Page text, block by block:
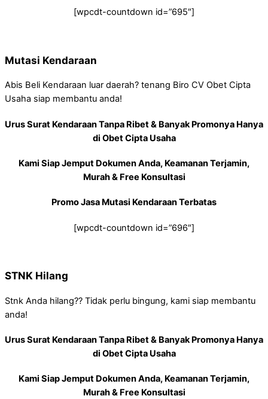
[wpcdt-countdown id=”695″]
Mutasi Kendaraan
Abis Beli Kendaraan luar daerah? tenang Biro CV Obet Cipta
Usaha siap membantu anda!
Urus Surat Kendaraan Tanpa Ribet & Banyak Promonya Hanya
di Obet Cipta Usaha
Kami Siap Jemput Dokumen Anda, Keamanan Terjamin,
Murah & Free Konsultasi
Promo Jasa Mutasi Kendaraan Terbatas
[wpcdt-countdown id=”696″]
STNK Hilang
Stnk Anda hilang?? Tidak perlu bingung, kami siap membantu
anda!
Urus Surat Kendaraan Tanpa Ribet & Banyak Promonya Hanya
di Obet Cipta Usaha
Kami Siap Jemput Dokumen Anda, Keamanan Terjamin,
Murah & Free Konsultasi